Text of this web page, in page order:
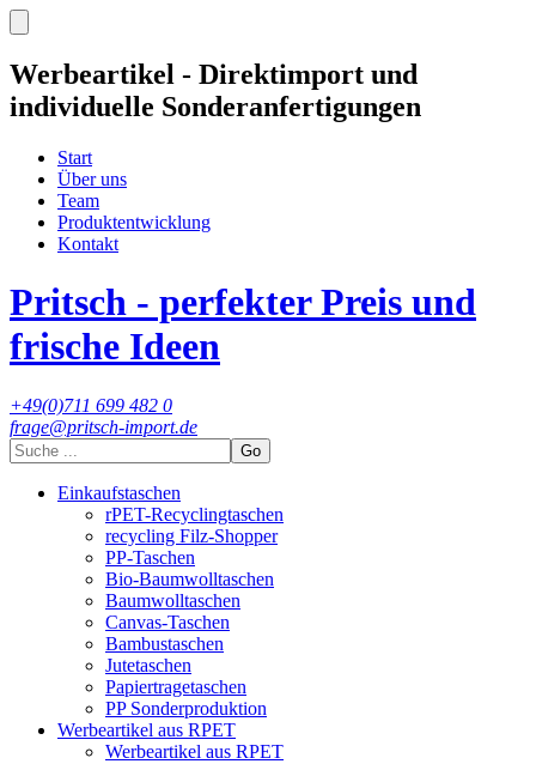
Werbeartikel - Direktimport und
individuelle Sonderanfertigungen
Start
Über uns
Team
Produktentwicklung
Kontakt
Pritsch - perfekter Preis und
frische Ideen
+49(0)711 699 482 0
frage@pritsch-import.de
Go
Einkaufstaschen
rPET-Recyclingtaschen
recycling Filz-Shopper
PP-Taschen
Bio-Baumwolltaschen
Baumwolltaschen
Canvas-Taschen
Bambustaschen
Jutetaschen
Papiertragetaschen
PP Sonderproduktion
Werbeartikel aus RPET
Werbeartikel aus RPET